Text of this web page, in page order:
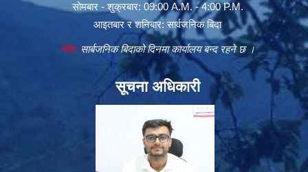
सोमबार - शुक्रबार: 09:00 A.M. - 4:00 P.M.
आइतबार र शनिबार: सार्वजनिक बिदा
नोट:सार्बजनिक बिदाको दिनमा कार्यालय बन्द रहने छ ।
सूचना अधिकारी